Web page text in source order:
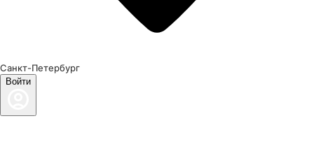
Санкт-Петербург
Войти